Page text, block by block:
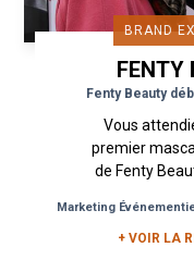
BRAND
FENTY
Fenty Beauty
Vous
premier
de Fenty
pour
sortie
Marketing
+ VOIR LA